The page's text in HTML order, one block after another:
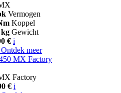
Vermogen
Koppel
kg Gewicht
€ i
Ontdek meer
MX Factory
Factory
€ i